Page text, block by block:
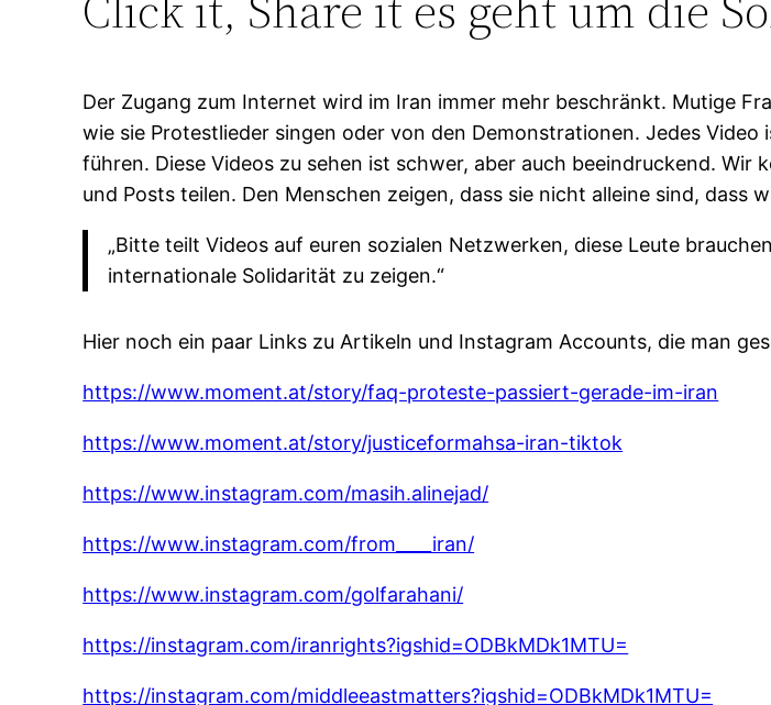
Der Zugang zum Internet wird im Iran immer mehr beschränkt. Mutige
wie sie Protestlieder singen oder von den Demonstrationen. Jedes
führen. Diese Videos zu sehen ist schwer, aber auch beeindruckend.
und Posts teilen. Den Menschen zeigen, dass sie nicht alleine sind, dass
„Bitte teilt Videos auf euren sozialen Netzwerken, diese Leute
internationale Solidarität zu zeigen.“
Hier noch ein paar Links zu Artikeln und Instagram Accounts, die man
https://www.moment.at/story/faq-proteste-passiert-gerade-im-iran
https://www.moment.at/story/justiceformahsa-iran-tiktok
https://www.instagram.com/masih.alinejad/
https://www.instagram.com/from____iran/
https://www.instagram.com/golfarahani/
https://instagram.com/iranrights?igshid=ODBkMDk1MTU=
https://instagram.com/middleeastmatters?igshid=ODBkMDk1MTU=